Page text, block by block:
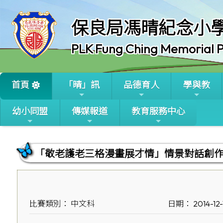
保良局馮晴紀念小
PLK Fung Ching Memorial
首頁 「晴」訊 品德育人 學與教
幼小同盟 傳媒報道 教育服務中心
「敬老護老三格漫畫展才情」情景對話創
比賽類別： 中文科 日期： 2014-